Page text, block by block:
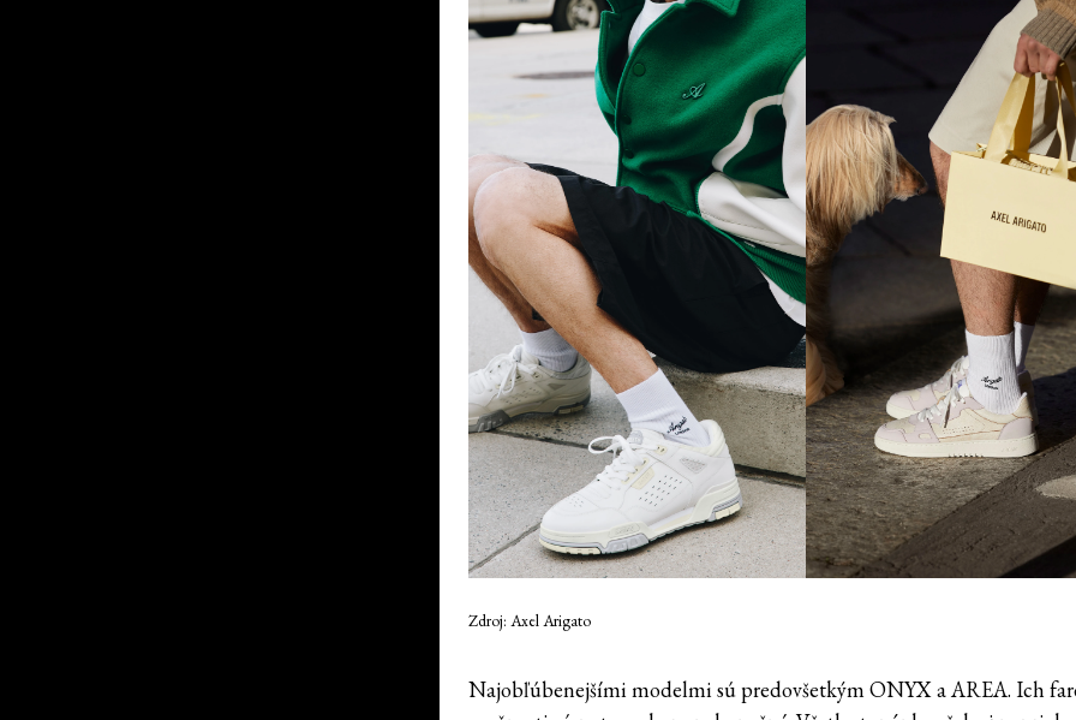
Zdroj: Axel Arigato
Najobľúbenejšími modelmi sú predovšetkým ONYX a AREA. Ich